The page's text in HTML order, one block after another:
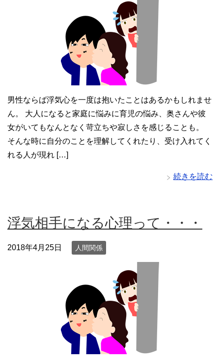
男性ならば浮気心を一度は抱いたことはあるかもしれませ
ん。 大人になると家庭に悩みに育児の悩み、奥さんや彼
女がいてもなんとなく苛立ちや寂しさを感じることも。
そんな時に自分のことを理解してくれたり、受け入れてく
れる人が現れ […]
続きを読む
浮気相手になる心理って・・・
2018年4月25日 人間関係